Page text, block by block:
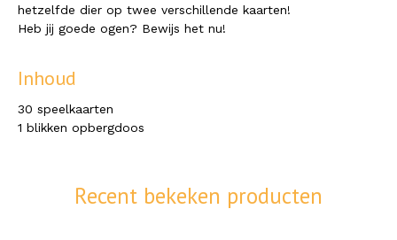
hetzelfde dier op twee verschillende kaarten!
Heb jij goede ogen? Bewijs het nu!
Inhoud
30 speelkaarten
1 blikken opbergdoos
Recent bekeken producten